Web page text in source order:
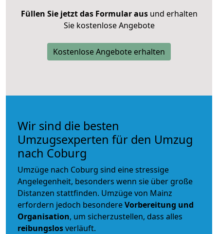
Füllen Sie jetzt das Formular ausund erhalten
Sie kostenlose Angebote
Kostenlose Angebote erhalten
Wir sind die besten
Umzugsexperten für den Umzug
nach Coburg
Umzüge nach Coburg sind eine stressige
Angelegenheit, besonders wenn sie über große
Distanzen stattfinden. Umzüge von Mainz
erfordern jedoch besondereVorbereitung und
Organisation, um sicherzustellen, dass alles
reibungslosverläuft.